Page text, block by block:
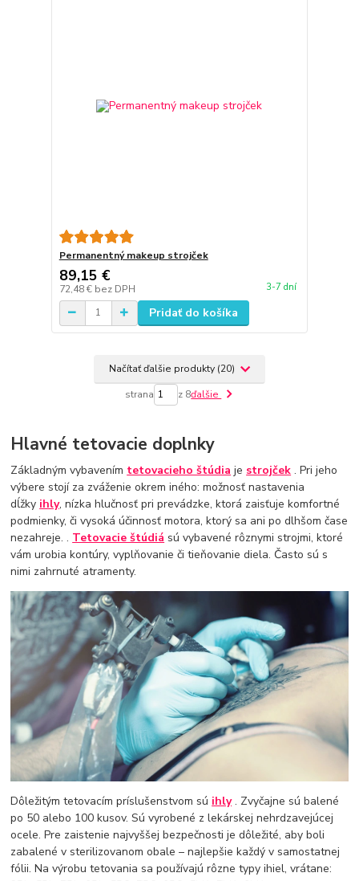
Permanentný makeup strojček
89,15 €
72,48 € bez DPH 3-7 dní
Pridať do košíka
Načítať ďalšie produkty (20)
strana z 8ďalšie
Hlavné tetovacie doplnky
Základným vybavením tetovacieho štúdia je strojček . Pri jeho
výbere stojí za zváženie okrem iného: možnosť nastavenia
dĺžky ihly, nízka hlučnosť pri prevádzke, ktorá zaisťuje komfortné
podmienky, či vysoká účinnosť motora, ktorý sa ani po dlhšom čase
nezahreje. . Tetovacie štúdiá sú vybavené rôznymi strojmi, ktoré
vám urobia kontúry, vyplňovanie či tieňovanie diela. Často sú s
nimi zahrnuté atramenty.
Dôležitým tetovacím príslušenstvom sú ihly. Zvyčajne sú balené
po 50 alebo 100 kusov. Sú vyrobené z lekárskej nehrdzavejúcej
ocele. Pre zaistenie najvyššej bezpečnosti je dôležité, aby boli
zabalené v sterilizovanom obale – najlepšie každý v samostatnej
fólii. Na výrobu tetovania sa používajú rôzne typy ihiel, vrátane: